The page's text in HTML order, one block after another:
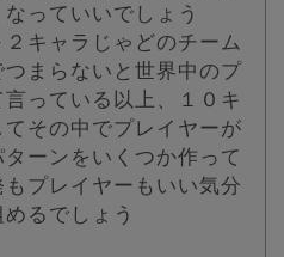
っていいでしょう
キャラじゃどのチーム
まらないと世界中のプ
っている以上、１０キ
その中でプレイヤーが
ーンをいくつか作って
プレイヤーもいい気分
るでしょう